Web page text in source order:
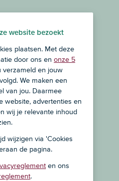
website bezoekt
plaatsen. Met deze
door ons en onze 5
verzameld en jouw
We maken een
van jou. Daarmee
website, advertenties en
wij je relevante inhoud
wijzigen via 'Cookies
de pagina.
en ons
.